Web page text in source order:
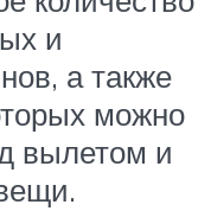
и
а также
можно
вылетом и